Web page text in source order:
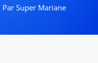
Par Super Mariane